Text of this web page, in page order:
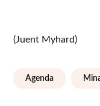
(Juent Myhard)
Agenda